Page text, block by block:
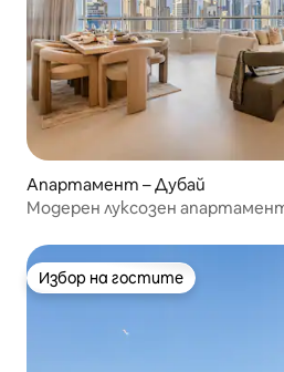
Апартамент – Дубай
Модерен луксозен
Избор на гостите
Избор на гостите